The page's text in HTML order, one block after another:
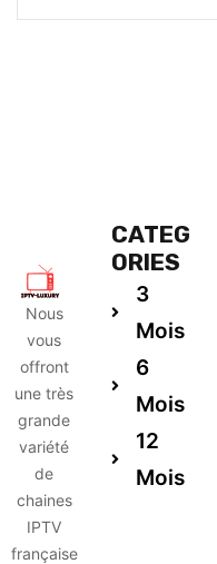
Nous
vous
offront
une très
grande
variété
de
chaines
IPTV
française
CATEG
ORIES
3
Mois
6
Mois
12
Mois